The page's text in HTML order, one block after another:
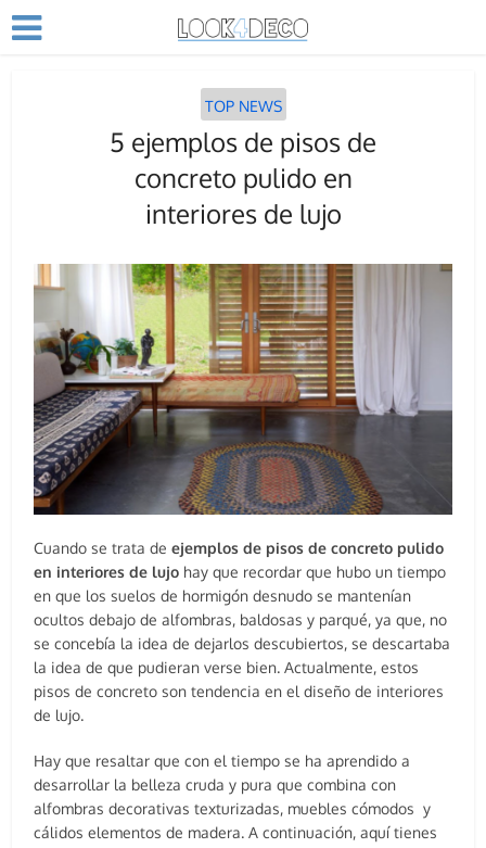
TOP NEWS
5 ejemplos de pisos de
concreto pulido en
interiores de lujo
Cuando se trata de ejemplos de pisos de concreto pulido
en interiores de lujo hay que recordar que hubo un tiempo
en que los suelos de hormigón desnudo se mantenían
ocultos debajo de alfombras, baldosas y parqué, ya que, no
se concebía la idea de dejarlos descubiertos, se descartaba
la idea de que pudieran verse bien. Actualmente, estos
pisos de concreto son tendencia en el diseño de interiores
de lujo.
Hay que resaltar que con el tiempo se ha aprendido a
desarrollar la belleza cruda y pura que combina con
alfombras decorativas texturizadas, muebles cómodos y
cálidos elementos de madera. A continuación, aquí tienes